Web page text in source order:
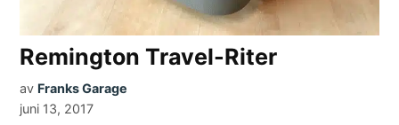
Remington Travel-Riter
av Franks Garage
juni 13, 2017